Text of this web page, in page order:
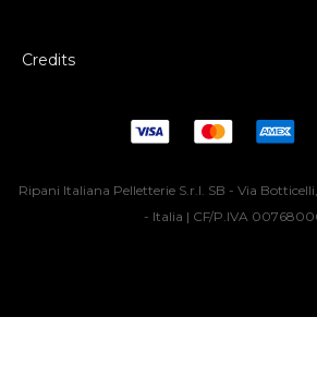
Credits
Ripani Italiana Pelletterie S.r.l. SB - Via
- Italia | CF/P.IVA